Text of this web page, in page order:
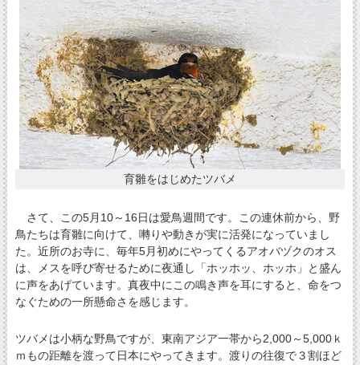
育雛をはじめたツバメ
さて、この5月10～16日は愛鳥週間です。この連休前から、野
鳥たちは育雛に向けて、囀りや動きが実に活発になっていまし
た。近所のお寺に、毎年5月初めにやってくるアオバヅクのオス
は、メスを呼び寄せるために夜通し「ホッホッ、ホッホ」と盛ん
に声をあげています。真夜中にこの鳴き声を耳にすると、命をつ
なぐための一所懸命さを感じます。
ツバメは小柄な野鳥ですが、東南アジア一帯から2,000～5,000ｋ
ｍもの距離を渡って日本にやってきます。渡りの往復で３割ほど